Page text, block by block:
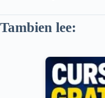
Tambien lee: